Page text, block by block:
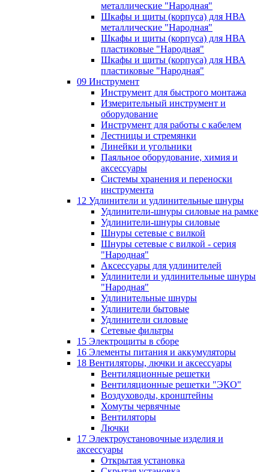
металлические "Народная"
Шкафы и щиты (корпуса) для НВА
металлические "Народная"
Шкафы и щиты (корпуса) для НВА
пластиковые "Народная"
Шкафы и щиты (корпуса) для НВА
пластиковые "Народная"
09 Инструмент
Инструмент для быстрого монтажа
Измерительный инструмент и
оборудование
Инструмент для работы с кабелем
Лестницы и стремянки
Линейки и угольники
Паяльное оборудование, химия и
аксессуары
Системы хранения и переноски
инструмента
12 Удлинители и удлинительные шнуры
Удлинители-шнуры силовые на рамке
Удлинители-шнуры силовые
Шнуры сетевые с вилкой
Шнуры сетевые с вилкой - серия
"Народная"
Аксессуары для удлинителей
Удлинители и удлинительные шнуры
"Народная"
Удлинительные шнуры
Удлинители бытовые
Удлинители силовые
Сетевые фильтры
15 Электрощиты в сборе
16 Элементы питания и аккумуляторы
18 Вентиляторы, лючки и аксессуары
Вентиляционные решетки
Вентиляционные решетки "ЭКО"
Воздуховоды, кронштейны
Хомуты червячные
Вентиляторы
Лючки
17 Электроустановочные изделия и
аксессуары
Открытая установка